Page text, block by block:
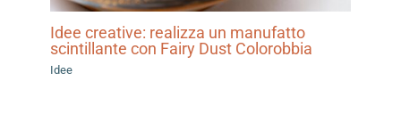
Idee creative: realizza un manufatto
scintillante con Fairy Dust Colorobbia
Idee